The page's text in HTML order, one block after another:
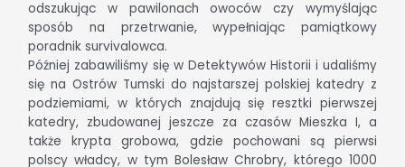
odszukując w pawilonach owoców czy wymyślając
sposób na przetrwanie, wypełniając pamiątkowy
poradnik survivalowca.
Później zabawiliśmy się w Detektywów Historii i udaliśmy
się na Ostrów Tumski do najstarszej polskiej katedry z
podziemiami, w których znajdują się resztki pierwszej
katedry, zbudowanej jeszcze za czasów Mieszka I, a
także krypta grobowa, gdzie pochowani są pierwsi
polscy władcy, w tym Bolesław Chrobry, którego 1000